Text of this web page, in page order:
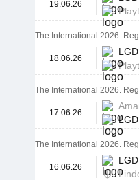
19.06.26
The International 2026.
18.06.26
The International 2026.
17.06.26
The International 2026.
16.06.26